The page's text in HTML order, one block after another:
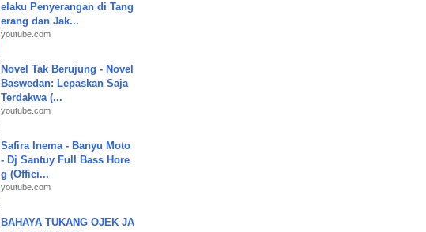
elaku Penyerangan di Tang
erang dan Jak...
youtube.com
Novel Tak Berujung - Novel
Baswedan: Lepaskan Saja
Terdakwa (...
youtube.com
Safira Inema - Banyu Moto
- Dj Santuy Full Bass Hore
g (Offici...
youtube.com
BAHAYA TUKANG OJEK JA